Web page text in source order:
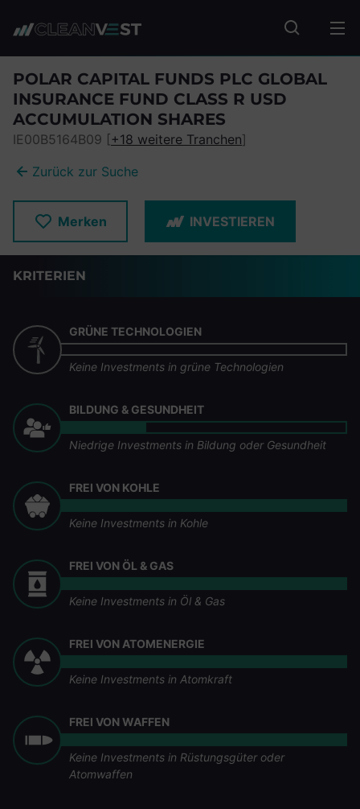
Fonds
POLAR CAPITAL FUNDS PLC GLOBAL
INSURANCE FUND CLASS R USD
ACCUMULATION SHARES
IE00B5164B09 [+18 weitere Tranchen]
Zurück zur Suche
Merken INVESTIEREN
KRITERIEN
GRÜNE TECHNOLOGIEN
Keine Investments in grüne Technologien
BILDUNG & GESUNDHEIT
Niedrige Investments in Bildung oder Gesundheit
FREI VON KOHLE
Keine Investments in Kohle
FREI VON ÖL & GAS
Keine Investments in Öl & Gas
FREI VON ATOMENERGIE
Keine Investments in Atomkraft
FREI VON WAFFEN
Keine Investments in Rüstungsgüter oder
Atomwaffen